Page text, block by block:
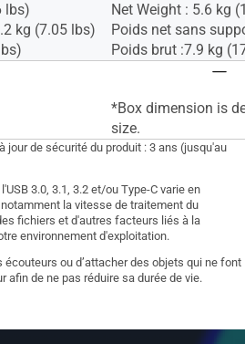
lbs)
kg (7.05 lbs)
Net Weight : 5.6 kg
Poids net sans
Poids brut :7.9 kg
*Box dimension is
size.
jour de sécurité du produit : 3 ans (jusqu'au
3.0, 3.1, 3.2 et/ou Type-C varie en
la vitesse de traitement du
fichiers et d'autres facteurs liés à la
environnement d'exploitation.
ou d’attacher des objets qui ne font
afin de ne pas réduire sa durée de vie.